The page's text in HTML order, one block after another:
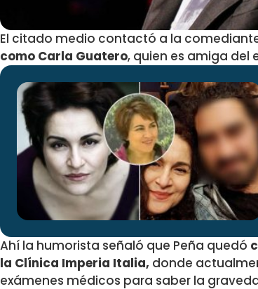
El citado medio contactó a la
como Carla Guatero, quien es amiga del
Ahí la humorista señaló que Peña quedó
la Clínica Imperia Italia, donde
exámenes médicos para saber la